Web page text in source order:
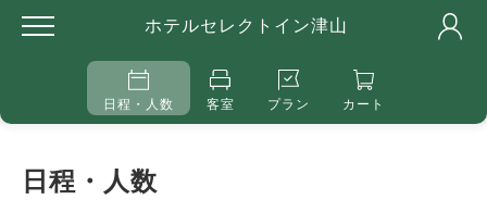
ホテルセレクトイン津山
日程・人数 客室 プラン カート
日程・人数